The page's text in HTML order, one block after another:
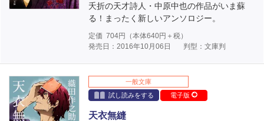
夭折の天才詩人・中原中也の作品がいま蘇
る！まったく新しいアンソロジー。
定価 704円（本体640円＋税）
発売日：2016年10月06日
判型：文庫判
一般文庫
試し読みをする
電子版
天衣無縫